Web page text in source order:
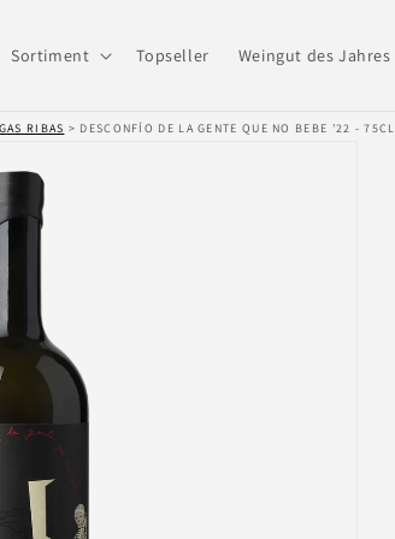
Sortiment Topseller Weingut des Jahres
RIBAS > DESCONFÍO DE LA GENTE QUE NO BEBE '22 - 75CL